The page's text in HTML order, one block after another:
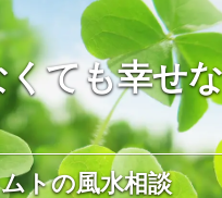
ても幸せ
トの風水相談